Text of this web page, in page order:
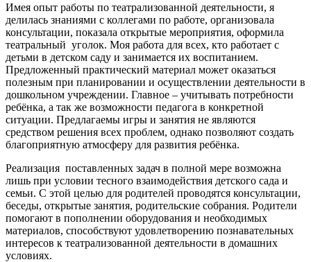
Имея опыт работы по театрализованной деятельности, я
делилась знаниями с коллегами по работе, организовала
консультации, показала открытые мероприятия, оформила
театральный уголок. Моя работа для всех, кто работает с
детьми в детском саду и занимается их воспитанием.
Предложенный практический материал может оказаться
полезным при планировании и осуществлении деятельности в
дошкольном учреждении. Главное – учитывать потребности
ребёнка, а так же возможности педагога в конкретной
ситуации. Предлагаемы игры и занятия не являются
средством решения всех проблем, однако позволяют создать
благоприятную атмосферу для развития ребёнка.
Реализация поставленных задач в полной мере возможна
лишь при условии тесного взаимодействия детского сада и
семьи. С этой целью для родителей проводятся консультации,
беседы, открытые занятия, родительские собрания. Родители
помогают в пополнении оборудования и необходимых
материалов, способствуют удовлетворению познавательных
интересов к театрализованной деятельности в домашних
условиях.